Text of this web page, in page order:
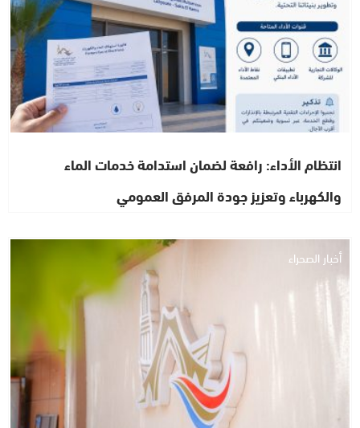
انتظام الأداء: رافعة لضمان استدامة خدمات الماء
والكهرباء وتعزيز جودة المرفق العمومي
أخبار الصحراء